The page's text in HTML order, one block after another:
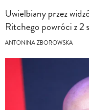
Uwielbiany przez
Ritchego powróci z 2
ANTONINA ZBOROWSKA